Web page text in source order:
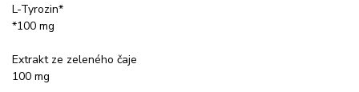
L-Tyrozin*
*100 mg
Extrakt ze zeleného čaje
100 mg